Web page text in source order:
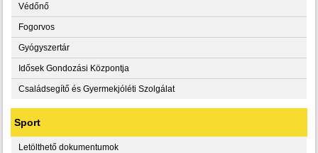
Védőnő
Fogorvos
Gyógyszertár
Idősek Gondozási Központja
Családsegítő és Gyermekjóléti Szolgálat
Sport
Letölthető dokumentumok